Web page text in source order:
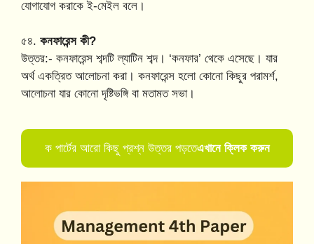
যোগাযোগ করাকে ই-মেইল বলে।
৫৪. কনফারেন্স কী?
উত্তর:- কনফারেন্স শব্দটি ল্যাটিন শব্দ। ‘কনফার’ থেকে এসেছে। যার
অর্থ একত্রিত আলোচনা করা। কনফারেন্স হলো কোনো কিছুর পরামর্শ,
আলোচনা যার কোনো দৃষ্টিভঙ্গি বা মতামত সভা।
ক পার্টের আরো কিছু প্রশ্ন উত্তর পড়তেএখানে ক্লিক করুন